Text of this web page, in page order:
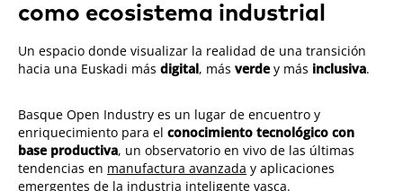
como ecosistema industrial
Un espacio donde visualizar la realidad de una transición
hacia una Euskadi másdigital, másverdey más inclusiva.
Basque Open Industry es un lugar de encuentro y
enriquecimiento para elconocimiento tecnológico con
base productiva, un observatorio en vivo de las últimas
tendencias en manufactura avanzada y aplicaciones
emergentes de la industria inteligente vasca.